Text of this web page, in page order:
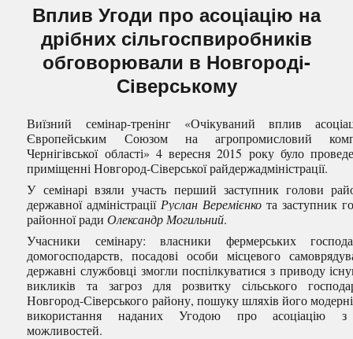
Вплив Угоди про асоціацію на
дрібних сільгоспвиробників
обговорювали в Новгороді-
Сіверському
Виїзний семінар-тренінг «Очікуваний вплив
Європейським Союзом на агропромисловий
Чернігівської області» 4 вересня 2015 року було
приміщенні Новгород-Сіверської райдержадміністрації.
У семінарі взяли участь перший заступник голови
державної адміністрації Руслан Веремієнко та заступник
районної радиОлександр Могильний.
Учасники семінару: власники фермерських
домогосподарств, посадові особи місцевого
державні службовці змогли поспілкуватися з приводу
викликів та загроз для розвитку сільського
Новгород-Сіверського району, пошуку шляхів його
використання наданих Угодою про асоціацію
можливостей.